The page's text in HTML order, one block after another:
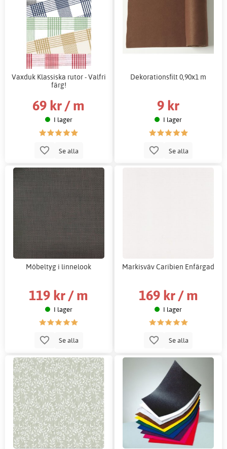
Vaxduk Klassiska rutor - Valfri
färg!
69 kr / m
I lager
Se alla
Dekorationsfilt 0,90x1 m
9 kr
I lager
Se alla
Möbeltyg i linnelook
119 kr / m
I lager
Se alla
Markisväv Caribien Enfärgad
169 kr / m
I lager
Se alla